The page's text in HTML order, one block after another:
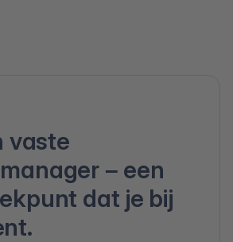
vaste
– een
dat je bij